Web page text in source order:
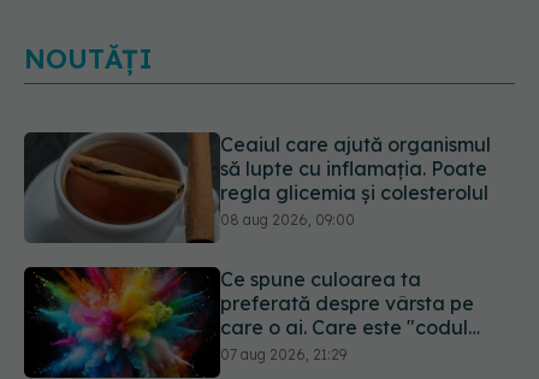
NOUTĂȚI
Ceaiul care ajută organismul
să lupte cu inflamația. Poate
regla glicemia și colesterolul
08 aug 2026, 09:00
Ce spune culoarea ta
preferată despre vârsta pe
care o ai. Care este "codul
cromatic" al generațiilor
07 aug 2026, 21:29